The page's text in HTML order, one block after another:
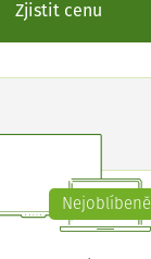
Zjistit cenu